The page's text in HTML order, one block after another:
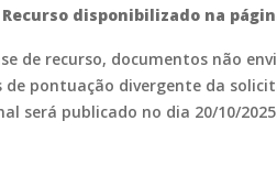
disponibilizado na
de recurso, documentos não
pontuação divergente da
será publicado no dia 20/10/